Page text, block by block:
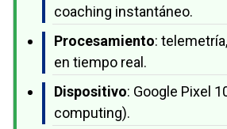
coaching instantáneo.
Procesamiento:
en tiempo real.
Dispositivo: Google Pixel
computing).